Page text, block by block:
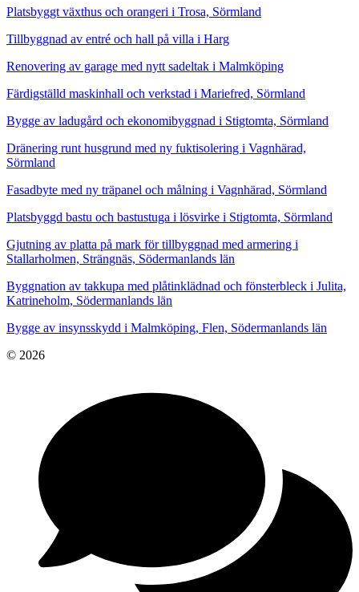
Platsbyggt växthus och orangeri i Trosa, Sörmland
Tillbyggnad av entré och hall på villa i Harg
Renovering av garage med nytt sadeltak i Malmköping
Färdigställd maskinhall och verkstad i Mariefred, Sörmland
Bygge av ladugård och ekonomibyggnad i Stigtomta, Sörmland
Dränering runt husgrund med ny fuktisolering i Vagnhärad,
Sörmland
Fasadbyte med ny träpanel och målning i Vagnhärad, Sörmland
Platsbyggd bastu och bastustuga i lösvirke i Stigtomta, Sörmland
Gjutning av platta på mark för tillbyggnad med armering i
Stallarholmen, Strängnäs, Södermanlands län
Byggnation av takkupa med plåtinklädnad och fönsterbleck i Julita,
Katrineholm, Södermanlands län
Bygge av insynsskydd i Malmköping, Flen, Södermanlands län
© 2026